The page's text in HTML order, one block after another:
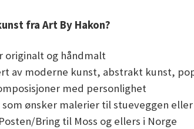
fra Art By Hakon?
originalt og håndmalt
av moderne kunst, abstrakt kunst,
med personlighet
ønsker malerier til stueveggen
Bring til Moss og ellers i Norge